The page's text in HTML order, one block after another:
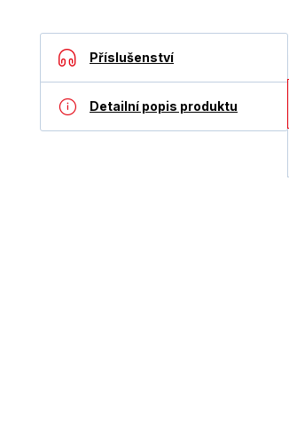
Příslušenství
Detailní popis produktu